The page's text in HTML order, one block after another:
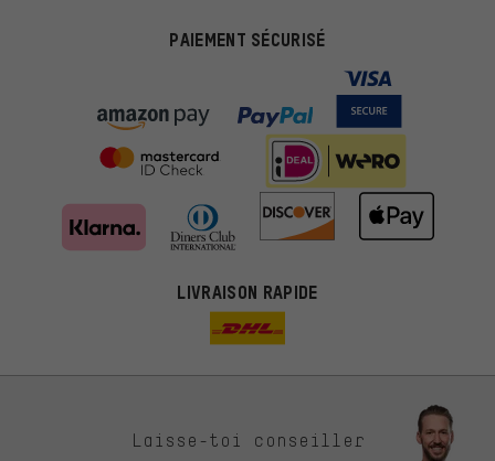
PAIEMENT SÉCURISÉ
LIVRAISON RAPIDE
Laisse-toi conseiller
Des offres plus adaptées